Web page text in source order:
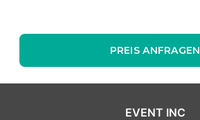
PREIS ANFRAGEN
EVENT INC